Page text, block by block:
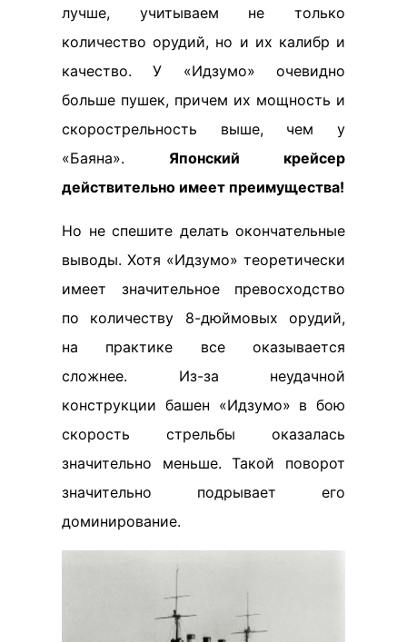
лучше, учитываем не только
количество орудий, но и их калибр и
качество. У «Идзумо» очевидно
больше пушек, причем их мощность и
скорострельность выше, чем у
«Баяна». Японский крейсер
действительно имеет преимущества!
Но не спешите делать окончательные
выводы. Хотя «Идзумо» теоретически
имеет значительное превосходство
по количеству 8-дюймовых орудий,
на практике все оказывается
сложнее. Из-за неудачной
конструкции башен «Идзумо» в бою
скорость стрельбы оказалась
значительно меньше. Такой поворот
значительно подрывает его
доминирование.